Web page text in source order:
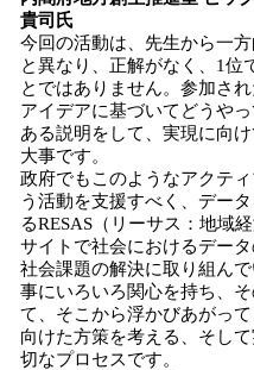
貴司氏
今回の活動は、先生から一
と異なり、正解がなく、1位
とではありません。参加さ
アイデアに基づいてどうや
ある説明をして、実現に向
大事です。
政府でもこのようなアクテ
う活動を支援すべく、デー
るRESAS（リーサス：地域
サイトで社会におけるデー
社会課題の解決に取り組ん
事にいろいろ関心を持ち、
て、そこから浮かびあがっ
向けた方策を考える、そし
切なプロセスです。